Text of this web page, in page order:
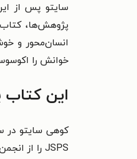
سایتو پس از
پژوهش‌ها، کتاب
انسان‌محور و
خوانش را
این کتاب
JSPS را از انجمن ارتقای علم ژاپن دریافت کرد و در سال ۲۰۲۱ کتابش جایزه‌ی بهترین کتاب آسیایی را از جوایز کتاب آسیا به دست آورد.